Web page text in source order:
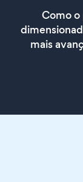
Como
mais